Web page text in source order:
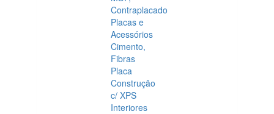
Contraplacado
Placas e
Acessórios
Cimento,
Fibras
Placa
Construção
c/ XPS
Interiores